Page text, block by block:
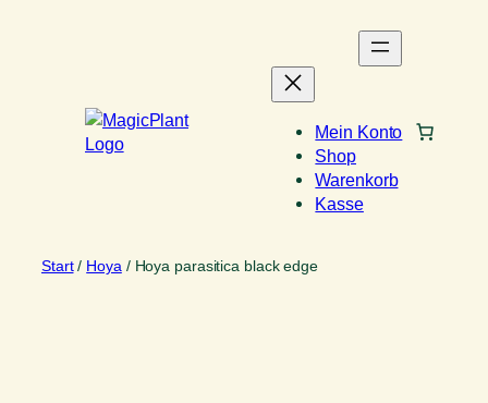
Mein Konto
Shop
Warenkorb
Kasse
Start/ Hoya / Hoya parasitica black edge